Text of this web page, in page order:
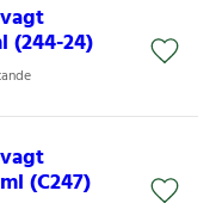
(244-24)
(C247)